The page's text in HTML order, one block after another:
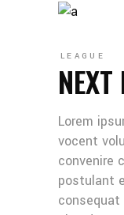
LEAGUE
Lorem
vocent
convenire
postulant